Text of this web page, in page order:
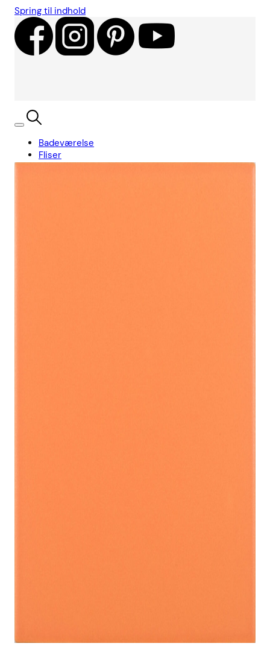
Spring til indhold
Badeværelse
Fliser